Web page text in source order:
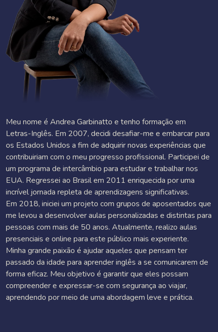
Meu nome é Andrea Garbinatto e tenho formação em
Letras-Inglês. Em 2007, decidi desafiar-me e embarcar para
os Estados Unidos a fim de adquirir novas experiências que
contribuiriam com o meu progresso profissional. Participei de
um programa de intercâmbio para estudar e trabalhar nos
EUA. Regressei ao Brasil em 2011 enriquecida por uma
incrível jornada repleta de aprendizagens significativas.
Em 2018, iniciei um projeto com grupos de aposentados que
me levou a desenvolver aulas personalizadas e distintas para
pessoas com mais de 50 anos. Atualmente, realizo aulas
presenciais e online para este público mais experiente.
Minha grande paixão é ajudar aqueles que pensam ter
passado da idade para aprender inglês a se comunicarem de
forma eficaz. Meu objetivo é garantir que eles possam
compreender e expressar-se com segurança ao viajar,
aprendendo por meio de uma abordagem leve e prática.